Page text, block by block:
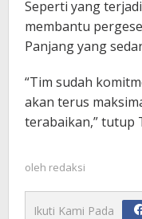
Seperti yang
membantu
Panjang yang
“Tim sudah
akan terus
terabaikan,” tutup
oleh redaksi
Ikuti Kami Pada